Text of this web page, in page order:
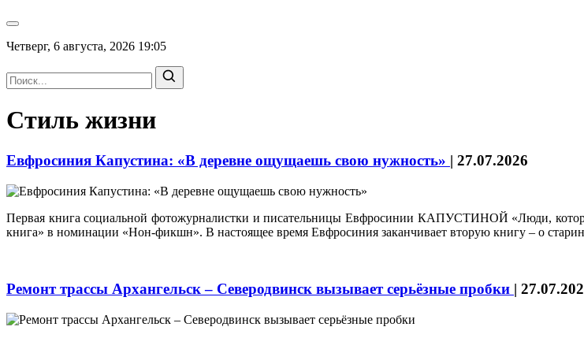
Четверг, 6 августа, 2026 19:05
Стиль жизни
Евфросиния Капустина: «В деревне ощущаешь свою нужность» | 27.07.2026
Первая книга социальной фотожурналистки и писательницы Евфросинии КАПУСТИНОЙ «Люди,
книга» в номинации «Нон-фикшн». В настоящее время Евфросиния заканчивает вторую книгу – о
Ремонт трассы Архангельск – Северодвинск вызывает серьёзные пробки |